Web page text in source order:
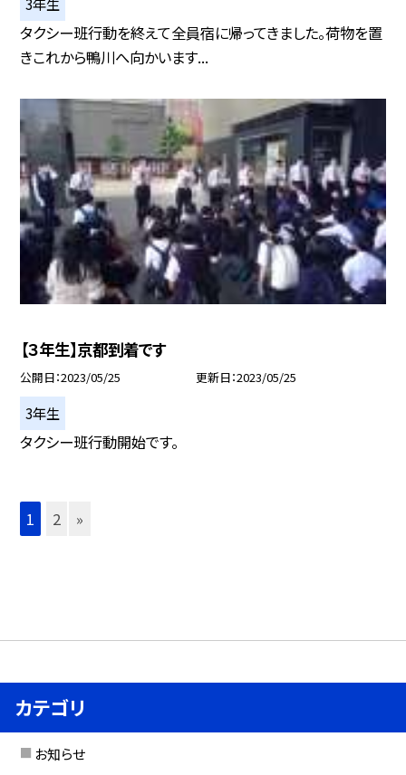
3年生
タクシー班行動を終えて全員宿に帰ってきました。荷物を置
きこれから鴨川へ向かいます...
【３年生】京都到着です
公開日 2023/05/25 更新日 2023/05/25
3年生
タクシー班行動開始です。
1 2 »
カテゴリ
お知らせ